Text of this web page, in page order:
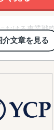
を可能にして
・台湾・香港
ランカ・ネ
/写真方針策定
社EC（
物流
不可欠なFDA
ペレーション
ストマーケ
援
員事務所設立
、各種行政手
育成支援
支援
ルの構築と実
介文章を見る
おける事業戦
です。
ミッションと
と「現地パー
な情報」を基